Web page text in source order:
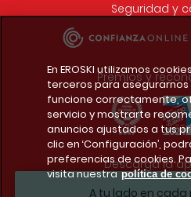
A tu lado en
Seguridad y
Premios y
Descarga la
En EROSKI utilizamos
terceros para
funcione correctamente,
servicio y mostrarte
anuncios ajustados a tus
clic en ‘Configuración’,
preferencias de cookies.
visita nuestra política de